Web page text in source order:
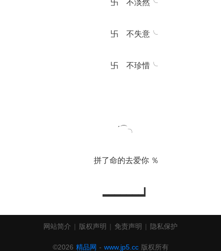
		　　卐　不淡然╰
		　　卐　不失意╰
		　　卐　不珍惜╰
		ˊ⌒╮
		拼了命的去爱你 ％
网站简介 | 版权声明 | 免责声明 | 隐私保护
©2026 精品网 - www.jp5.cc 版权所有